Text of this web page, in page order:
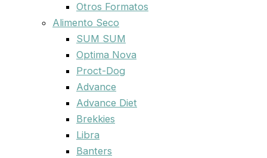
Otros Formatos
Alimento Seco
SUM SUM
Optima Nova
Proct-Dog
Advance
Advance Diet
Brekkies
Libra
Banters